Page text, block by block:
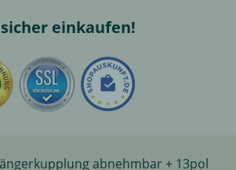
einkaufen!
abnehmbar + 13pol